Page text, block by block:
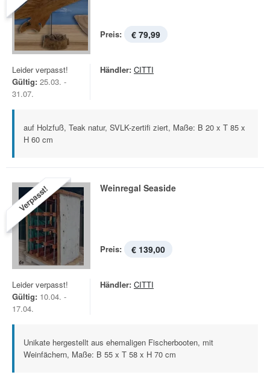
Preis: € 79,99
Leider verpasst!
Gültig: 25.03. -
31.07.
Händler: CITTI
auf Holzfuß, Teak natur, SVLK-zertifi ziert, Maße: B 20 x T 85 x
H 60 cm
Verpasst! Weinregal Seaside
Preis: € 139,00
Leider verpasst!
Gültig: 10.04. -
17.04.
Händler: CITTI
Unikate hergestellt aus ehemaligen Fischerbooten, mit
Weinfächern, Maße: B 55 x T 58 x H 70 cm